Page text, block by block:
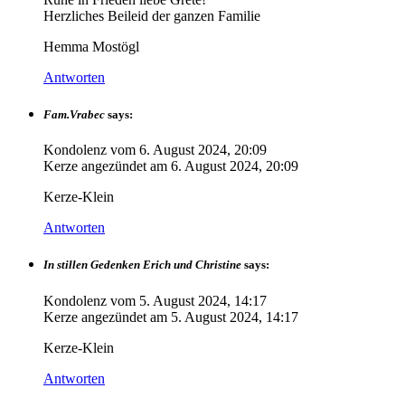
Herzliches Beileid der ganzen Familie
Hemma Mostögl
Antworten
Fam.Vrabec says:
Kondolenz vom 6. August 2024, 20:09
Kerze angezündet am 6. August 2024, 20:09
Kerze-Klein
Antworten
In stillen Gedenken Erich und Christine says:
Kondolenz vom 5. August 2024, 14:17
Kerze angezündet am 5. August 2024, 14:17
Kerze-Klein
Antworten